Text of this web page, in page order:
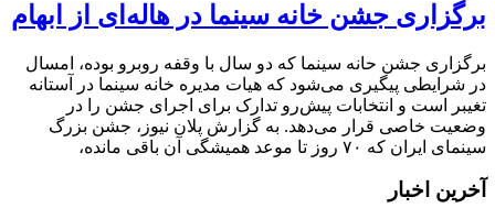
برگزاری جشن خانه سینما در هاله‌ای از ابهام
برگزاری جشن حانه سینما که دو سال با وقفه روبرو بوده، امسال
در شرایطی پیگیری می‌شود که هیات مدیره خانه سینما در آستانه
تغیبر است و انتخابات پیش‌رو تدارک برای اجرای جشن را در
وضعیت خاصی قرار می‌دهد. به گزارش پلان نیوز، جشن بزرگ
سینمای ایران که ۷۰ روز تا موعد همیشگی آن باقی مانده،
آخرین اخبار